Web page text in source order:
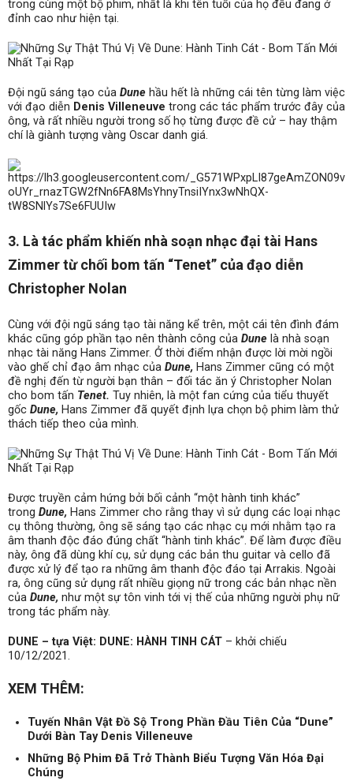
trong cùng một bộ phim, nhất là khi tên tuổi của họ đều đang ở
đỉnh cao như hiện tại.
Đội ngũ sáng tạo của Dune hầu hết là những cái tên từng làm việc
với đạo diễn Denis Villeneuve trong các tác phẩm trước đây của
ông, và rất nhiều người trong số họ từng được đề cử – hay thậm
chí là giành tượng vàng Oscar danh giá.
3. Là tác phẩm khiến nhà soạn nhạc đại tài Hans
Zimmer từ chối bom tấn “Tenet” của đạo diễn
Christopher Nolan
Cùng với đội ngũ sáng tạo tài năng kể trên, một cái tên đình đám
khác cũng góp phần tạo nên thành công của Dune là nhà soạn
nhạc tài năng Hans Zimmer. Ở thời điểm nhận được lời mời ngồi
vào ghế chỉ đạo âm nhạc của Dune, Hans Zimmer cũng có một
đề nghị đến từ người bạn thân – đối tác ăn ý Christopher Nolan
cho bom tấn Tenet. Tuy nhiên, là một fan cứng của tiểu thuyết
gốc Dune, Hans Zimmer đã quyết định lựa chọn bộ phim làm thử
thách tiếp theo của mình.
Được truyền cảm hứng bởi bối cảnh “một hành tinh khác”
trong Dune, Hans Zimmer cho rằng thay vì sử dụng các loại nhạc
cụ thông thường, ông sẽ sáng tạo các nhạc cụ mới nhằm tạo ra
âm thanh độc đáo đúng chất “hành tinh khác”. Để làm được điều
này, ông đã dùng khí cụ, sử dụng các bản thu guitar và cello đã
được xử lý để tạo ra những âm thanh độc đáo tại Arrakis. Ngoài
ra, ông cũng sử dụng rất nhiều giọng nữ trong các bản nhạc nền
của Dune, như một sự tôn vinh tới vị thế của những người phụ nữ
trong tác phẩm này.
DUNE – tựa Việt: DUNE: HÀNH TINH CÁT – khởi chiếu
10/12/2021.
XEM THÊM:
Tuyến Nhân Vật Đồ Sộ Trong Phần Đầu Tiên Của “Dune”
Dưới Bàn Tay Denis Villeneuve
Những Bộ Phim Đã Trở Thành Biểu Tượng Văn Hóa Đại
Chúng